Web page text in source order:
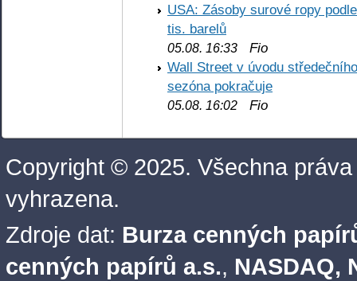
USA: Zásoby surové ropy
tis. barelů
05.08. 16:33 Fio
Wall Street v úvodu
sezóna pokračuje
05.08. 16:02 Fio
Copyright © 2025. Všechna práva
vyhrazena.
Zdroje dat: Burza cenných
cenných papírů a.s., NASDAQ,